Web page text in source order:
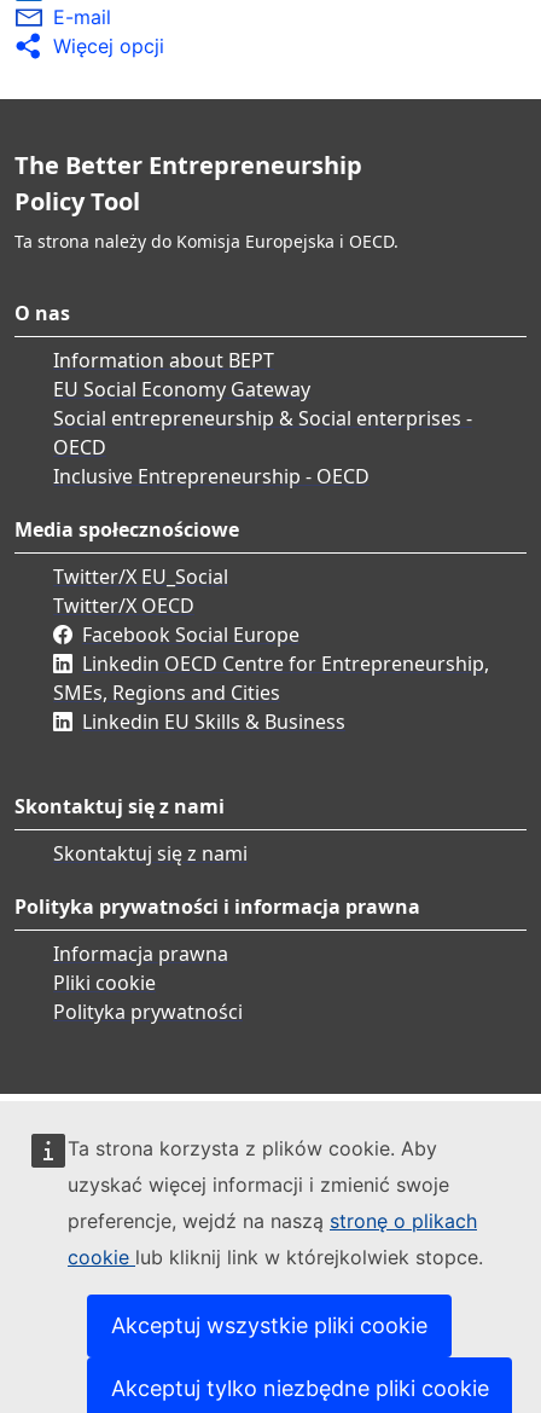
Ta strona korzysta z plików cookie. Aby
uzyskać więcej informacji i zmienić swoje
preferencje, wejdź na naszą stronę o plikach
cookie lub kliknij link w którejkolwiek stopce.
Akceptuj wszystkie pliki cookie
Akceptuj tylko niezbędne pliki cookie
E-mail
Więcej opcji
The Better Entrepreneurship
Policy Tool
Ta strona należy do Komisja Europejska i OECD.
O nas
Information about BEPT
EU Social Economy Gateway
Social entrepreneurship & Social enterprises -
OECD
Inclusive Entrepreneurship - OECD
Media społecznościowe
Twitter/X EU_Social
Twitter/X OECD
Facebook Social Europe
Linkedin OECD Centre for Entrepreneurship,
SMEs, Regions and Cities
Linkedin EU Skills & Business
Skontaktuj się z nami
Skontaktuj się z nami
Polityka prywatności i informacja prawna
Informacja prawna
Pliki cookie
Polityka prywatności